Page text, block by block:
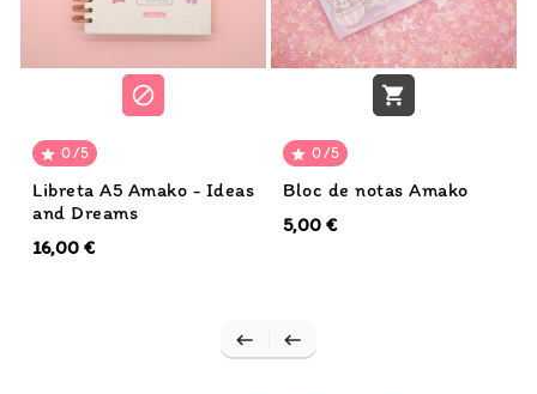

 0/5
Libreta A5 Amako - Ideas
and Dreams
16,00 €

 0/5
Bloc de notas Amako
5,00 €
 